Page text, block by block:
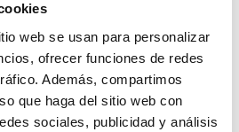
web se usan para personalizar
ofrecer funciones de redes
Además, compartimos
que haga del sitio web con
sociales, publicidad y análisis